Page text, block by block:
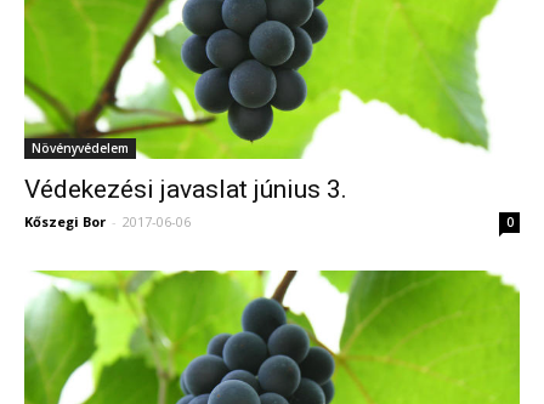
Növényvédelem
Védekezési javaslat június 3.
Kőszegi Bor - 2017-06-06 0